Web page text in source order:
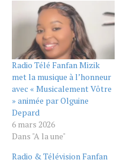
Radio Télé Fanfan Mizik
met la musique à l’honneur
avec « Musicalement Vôtre
» animée par Olguine
Depard
6 mars 2026
Dans "A la une"
Radio & Télévision Fanfan